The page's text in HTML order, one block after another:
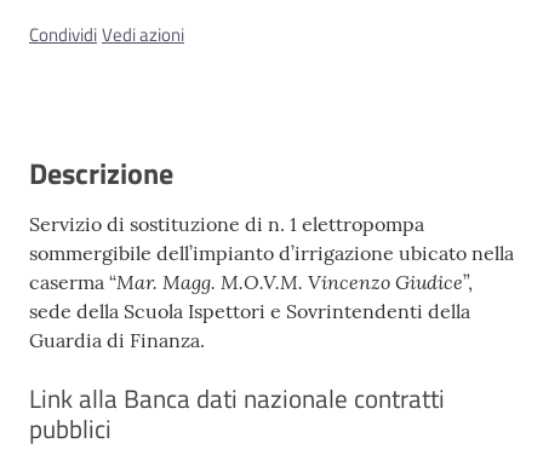
CondividiVedi azioni
Descrizione
Servizio di sostituzione di n. 1 elettropompa
sommergibile dell’impianto d’irrigazione ubicato nella
caserma “Mar. Magg. M.O.V.M. Vincenzo Giudice”,
sede della Scuola Ispettori e Sovrintendenti della
Guardia di Finanza.
Link alla Banca dati nazionale contratti
pubblici